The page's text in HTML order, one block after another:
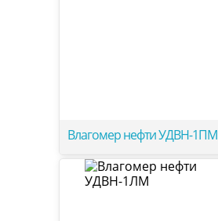
Влагомер нефти УДВН-1ПМ